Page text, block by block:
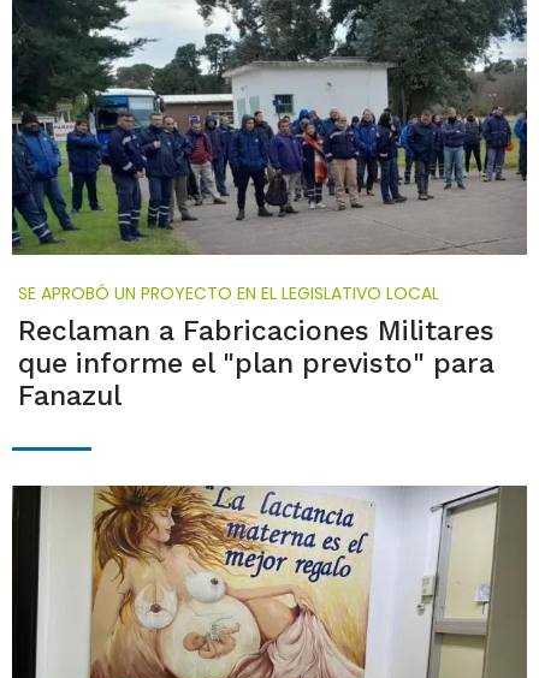
SE APROBÓ UN PROYECTO EN EL LEGISLATIVO LOCAL
Reclaman a Fabricaciones Militares
que informe el "plan previsto" para
Fanazul